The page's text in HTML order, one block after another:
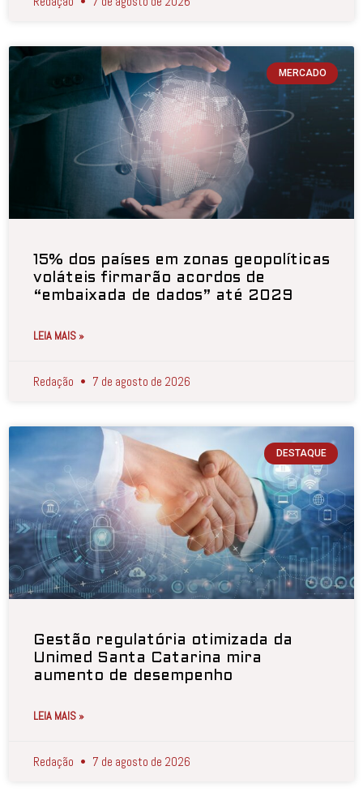
MERCADO
15% dos países em zonas geopolíticas
voláteis firmarão acordos de
“embaixada de dados” até 2029
LEIA MAIS »
Redação 7 de agosto de 2026
DESTAQUE
Gestão regulatória otimizada da
Unimed Santa Catarina mira
aumento de desempenho
LEIA MAIS »
Redação 7 de agosto de 2026